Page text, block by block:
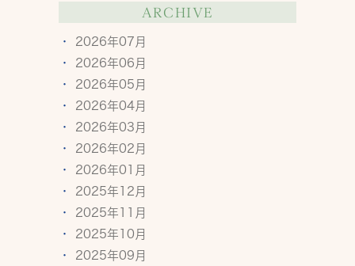
ARCHIVE
2026年07月
2026年06月
2026年05月
2026年04月
2026年03月
2026年02月
2026年01月
2025年12月
2025年11月
2025年10月
2025年09月